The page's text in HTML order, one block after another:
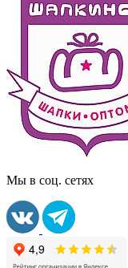
Мы в соц. сетях